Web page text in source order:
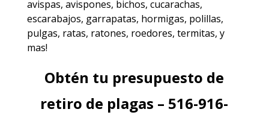
avispas, avispones, bichos, cucarachas,
escarabajos, garrapatas, hormigas, polillas,
pulgas, ratas, ratones, roedores, termitas, y
mas!
Obtén tu presupuesto de
retiro de plagas – 516-916-